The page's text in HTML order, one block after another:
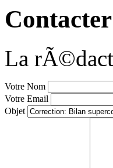
Contacter
La
Votre Nom
Votre Email
Objet